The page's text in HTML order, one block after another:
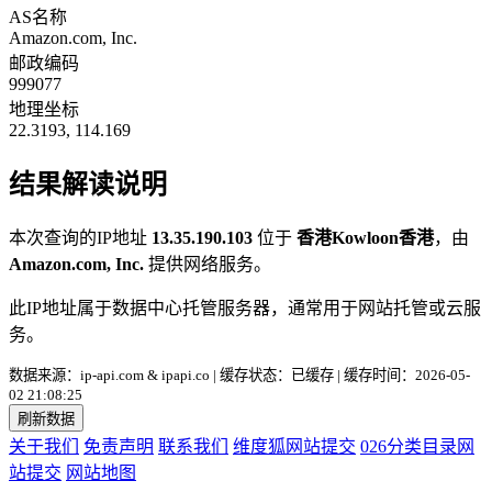
AS名称
Amazon.com, Inc.
邮政编码
999077
地理坐标
22.3193, 114.169
结果解读说明
本次查询的IP地址 13.35.190.103 位于 香港Kowloon香港，由
Amazon.com, Inc. 提供网络服务。
此IP地址属于数据中心托管服务器，通常用于网站托管或云服
务。
数据来源：ip-api.com & ipapi.co | 缓存状态：已缓存 | 缓存时间：2026-05-
02 21:08:25
刷新数据
关于我们 免责声明 联系我们 维度狐网站提交 026分类目录网
站提交 网站地图